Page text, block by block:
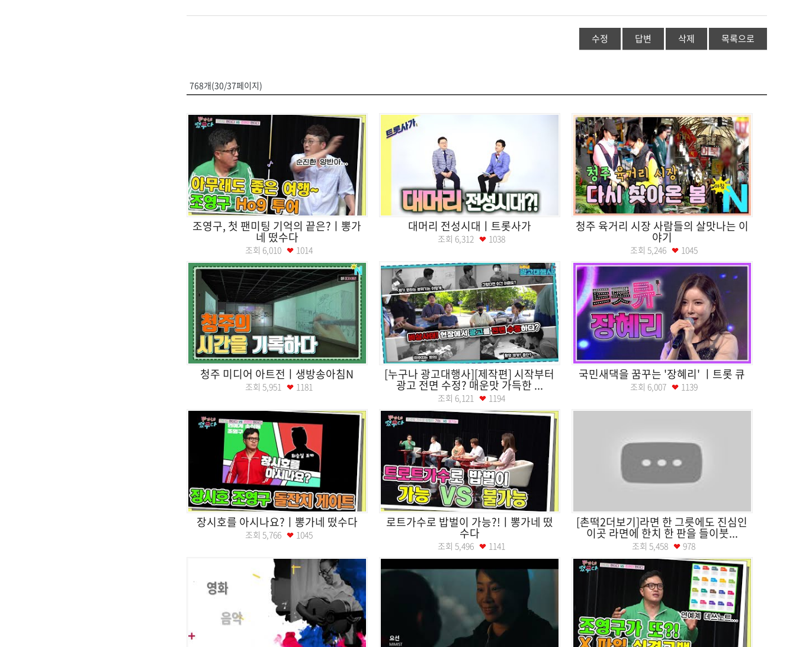
수정 답변 삭제 목록으로
768개(30/37페이지)
조영구, 첫 팬미팅 기억의 끝은?ㅣ뽕가
네 떴수다
조회 6,010 1014
대머리 전성시대ㅣ트롯사가
조회 6,312 1038
청주 육거리 시장 사람들의 살맛나는 이
야기
조회 5,246 1045
청주 미디어 아트전ㅣ생방송아침N
조회 5,951 1181
[누구나 광고대행사][제작편] 시작부터
광고 전면 수정? 매운맛 가득한 ...
조회 6,121 1194
국민새댁을 꿈꾸는 '장혜리' ㅣ트롯 큐
조회 6,007 1139
장시호를 아시나요?ㅣ뽕가네 떴수다
조회 5,766 1045
로트가수로 밥벌이 가능?!ㅣ뽕가네 떴
수다
조회 5,496 1141
[촌떡2더보기]라면 한 그릇에도 진심인
이곳 라면에 한치 한 판을 들이붓...
조회 5,458 978